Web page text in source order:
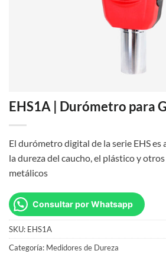
EHS1A | Durómetro para
El durómetro digital de la serie EHS es
la dureza del caucho, el plástico y
metálicos
Consultar por Whatsapp
SKU: EHS1A
Categoría: Medidores de Dureza